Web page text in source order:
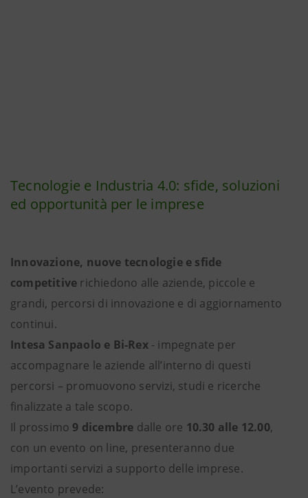
Tecnologie e Industria 4.0: sfide, soluzioni
ed opportunità per le imprese
Innovazione, nuove tecnologie e sfide
competitive richiedono alle aziende, piccole e
grandi, percorsi di innovazione e di aggiornamento
continui.
Intesa Sanpaolo e Bi-Rex - impegnate per
accompagnare le aziende all’interno di questi
percorsi – promuovono servizi, studi e ricerche
finalizzate a tale scopo.
Il prossimo 9 dicembre dalle ore 10.30 alle 12.00,
con un evento on line, presenteranno due
importanti servizi a supporto delle imprese.
L’evento prevede: